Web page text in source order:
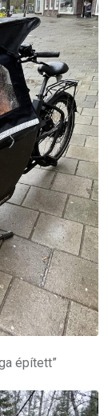
épített”